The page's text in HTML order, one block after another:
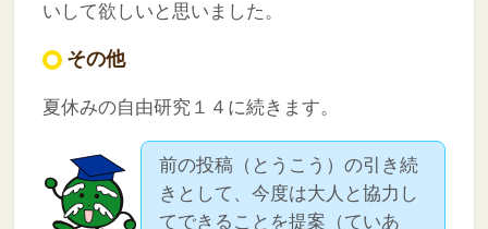
いして欲しいと思いました。
その他
夏休みの自由研究１４に続きます。
前の投稿（とうこう）の引き続
きとして、今度は大人と協力し
てできることを提案（ていあ